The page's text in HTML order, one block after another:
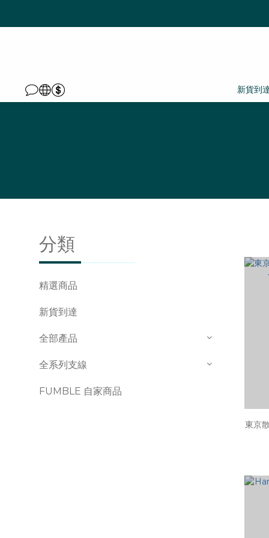
新貨到
分類
精選商品
新貨到達
全部產品
全系列支線
FUMBLE 自家商品
東京